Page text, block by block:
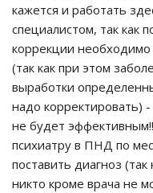
кажется и работать
специалистом, так как
коррекции
(так как при этом
выработки
надо корректировать)
не будет
психиатру в ПНД по
поставить диагноз
никто кроме врача не